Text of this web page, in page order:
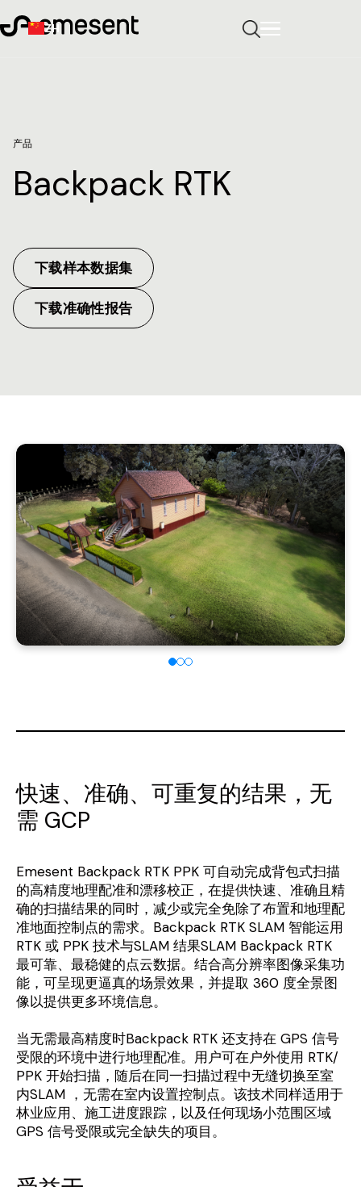
产品
Backpack RTK
下载样本数据集
下载准确性报告
快速、准确、可重复的结果，无
需 GCP
Emesent Backpack RTK PPK 可自动完成背包式扫描
的高精度地理配准和漂移校正，在提供快速、准确且精
确的扫描结果的同时，减少或完全免除了布置和地理配
准地面控制点的需求。Backpack RTK SLAM 智能运用
RTK 或 PPK 技术与SLAM 结果SLAM Backpack RTK
最可靠、最稳健的点云数据。结合高分辨率图像采集功
能，可呈现更逼真的场景效果，并提取 360 度全景图
像以提供更多环境信息。
当无需最高精度时Backpack RTK 还支持在 GPS 信号
受限的环境中进行地理配准。用户可在户外使用 RTK/
PPK 开始扫描，随后在同一扫描过程中无缝切换至室
内SLAM ，无需在室内设置控制点。该技术同样适用于
林业应用、施工进度跟踪，以及任何现场小范围区域
GPS 信号受限或完全缺失的项目。
ZH